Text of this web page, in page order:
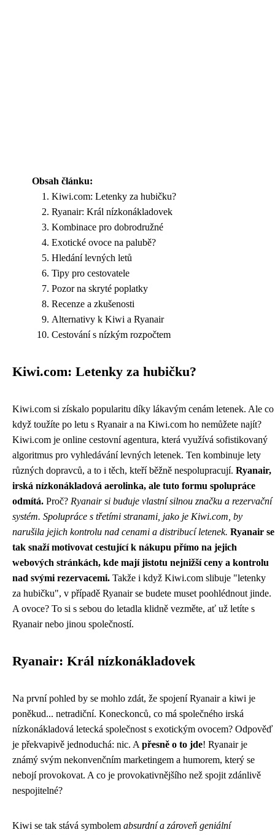
Obsah článku:
Kiwi.com: Letenky za hubičku?
Ryanair: Král nízkonákladovek
Kombinace pro dobrodružné
Exotické ovoce na palubě?
Hledání levných letů
Tipy pro cestovatele
Pozor na skryté poplatky
Recenze a zkušenosti
Alternativy k Kiwi a Ryanair
Cestování s nízkým rozpočtem
Kiwi.com: Letenky za hubičku?
Kiwi.com si získalo popularitu díky lákavým cenám letenek. Ale co
když toužíte po letu s Ryanair a na Kiwi.com ho nemůžete najít?
Kiwi.com je online cestovní agentura, která využívá sofistikovaný
algoritmus pro vyhledávání levných letenek. Ten kombinuje lety
různých dopravců, a to i těch, kteří běžně nespolupracují. Ryanair,
irská nízkonákladová aerolinka, ale tuto formu spolupráce
odmítá. Proč? Ryanair si buduje vlastní silnou značku a rezervační
systém. Spolupráce s třetími stranami, jako je Kiwi.com, by
narušila jejich kontrolu nad cenami a distribucí letenek. Ryanair se
tak snaží motivovat cestující k nákupu přímo na jejich
webových stránkách, kde mají jistotu nejnižší ceny a kontrolu
nad svými rezervacemi. Takže i když Kiwi.com slibuje "letenky
za hubičku", v případě Ryanair se budete muset poohlédnout jinde.
A ovoce? To si s sebou do letadla klidně vezměte, ať už letíte s
Ryanair nebo jinou společností.
Ryanair: Král nízkonákladovek
Na první pohled by se mohlo zdát, že spojení Ryanair a kiwi je
poněkud... netradiční. Koneckonců, co má společného irská
nízkonákladová letecká společnost s exotickým ovocem? Odpověď
je překvapivě jednoduchá: nic. A přesně o to jde! Ryanair je
známý svým nekonvenčním marketingem a humorem, který se
nebojí provokovat. A co je provokativnějšího než spojit zdánlivě
nespojitelné?
Kiwi se tak stává symbolem absurdní a zároveň geniální